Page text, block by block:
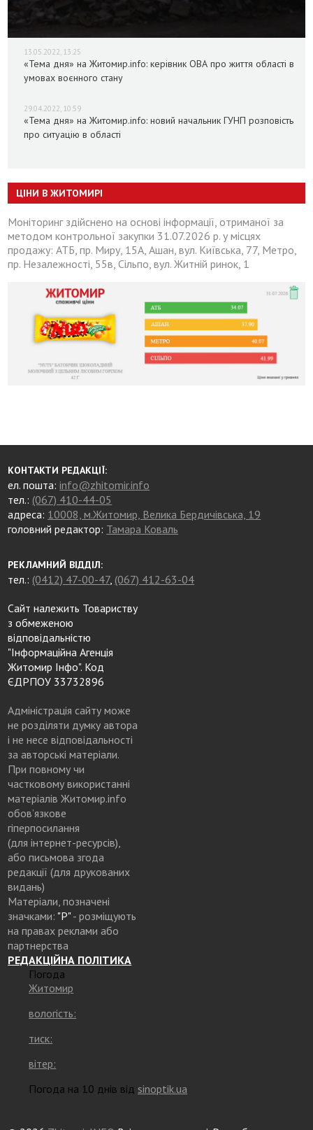
13.05.2022, 13:25
«Тема дня» на Житомир.info: керівник ОВА про життя області в
умовах воєнного стану
29.04.2022, 10:59
«Тема дня» на Житомир.info: новий начальник ГУНП розповість
про ситуацію в області
ЦІНИ В ЖИТОМИРІ
Моніторинг здійснено на основі інформації, отриманої за
методом контрольної закупки 31.07.2026 р. у місцях
продажу: АТБ, пр. Миру, 15А, Ашан, вул. Київська, 77, Метро,
пр. Незалежності, 55в, Сільпо, вул. Житній ринок, 1
КОНТАКТИ РЕДАКЦІЇ:
ел. пошта:info@zhitomir.info
тел.: (067) 410-44-05
адреса: 10008, м.Житомир, Велика Бердичівська, 19
головний редактор: Тамара Коваль
РЕКЛАМНИЙ ВІДДІЛ:
тел.: (0412) 47-00-47, (067) 412-63-04
Сайт належить Товариству
з обмеженою
відповідальністю
"Інформаційна Агенція
Житомир Інфо". Код
ЄДРПОУ 33732896
Адміністрація сайту може
не розділяти думку автора
і не несе відповідальності
за авторські матеріали.
При повному чи
частковому використанні
матеріалів Житомир.info
обов’язкове
гіперпосилання
(для інтернет-ресурсів),
або письмова згода
редакції (для друкованих
видань)
Матеріали, позначені
значками: "Р"- розміщують
на правах реклами або
партнерства
РЕДАКЦІЙНА ПОЛІТИКА
Погода
Житомир
вологість:
тиск:
вітер:
Погода на 10 днів відsinoptik.ua